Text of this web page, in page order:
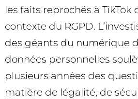
les faits reprochés à TikTok
contexte du RGPD.
des géants du numérique
données personnelles
plusieurs années des
matière de légalité, de